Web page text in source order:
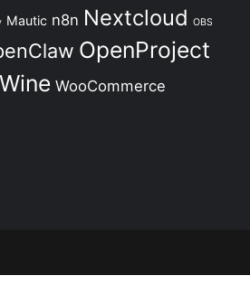
Mautic n8n Nextcloud OBS
OpenProject
Wine WooCommerce